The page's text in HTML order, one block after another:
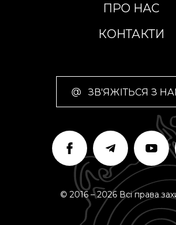
ПРО НАС
КОНТАКТИ
@ ЗВ'ЯЖІТЬСЯ З
© 2016 – 2026 Всі права